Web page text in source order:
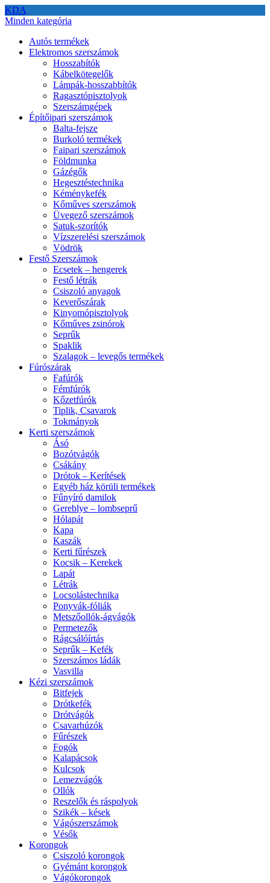
KDA
Minden kategória
Autós termékek
Elektromos szerszámok
Hosszabítók
Kábelkötegelők
Lámpák-hosszabbítók
Ragasztópisztolyok
Szerszámgépek
Építőipari szerszámok
Balta-fejsze
Burkoló termékek
Faipari szerszámok
Földmunka
Gázégők
Hegesztéstechnika
Kéménykefék
Kőműves szerszámok
Üvegező szerszámok
Satuk-szorítók
Vízszerelési szerszámok
Vödrök
Festő Szerszámok
Ecsetek – hengerek
Festő létrák
Csiszoló anyagok
Keverőszárak
Kinyomópisztolyok
Kőműves zsinórok
Seprűk
Spaklik
Szalagok – levegős termékek
Fúrószárak
Fafúrók
Fémfúrók
Kőzetfúrók
Tiplik, Csavarok
Tokmányok
Kerti szerszámok
Ásó
Bozótvágók
Csákány
Drótok – Kerítések
Egyéb ház körüli termékek
Fűnyíró damilok
Gereblye – lombseprű
Hólapát
Kapa
Kaszák
Kerti fűrészek
Kocsik – Kerekek
Lapát
Létrák
Locsolástechnika
Ponyvák-fóliák
Metszőollók-ágvágók
Permetezők
Rágcsálóírtás
Seprűk – Kefék
Szerszámos ládák
Vasvilla
Kézi szerszámok
Bitfejek
Drótkefék
Drótvágók
Csavarhúzók
Fűrészek
Fogók
Kalapácsok
Kulcsok
Lemezvágók
Ollók
Reszelők és ráspolyok
Szikék – kések
Vágószerszámok
Vésők
Korongok
Csiszoló korongok
Gyémánt korongok
Vágókorongok